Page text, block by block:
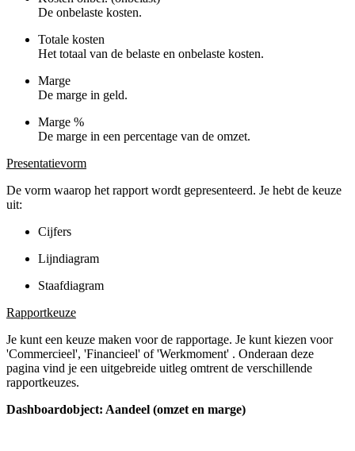
De onbelaste kosten.
Totale kosten
Het totaal van de belaste en onbelaste kosten.
Marge
De marge in geld.
Marge %
De marge in een percentage van de omzet.
Presentatievorm
De vorm waarop het rapport wordt gepresenteerd. Je hebt de keuze
uit:
Cijfers
Lijndiagram
Staafdiagram
Rapportkeuze
Je kunt een keuze maken voor de rapportage. Je kunt kiezen voor
'Commercieel', 'Financieel' of 'Werkmoment' . Onderaan deze
pagina vind je een uitgebreide uitleg omtrent de verschillende
rapportkeuzes.
Dashboardobject: Aandeel (omzet en marge)